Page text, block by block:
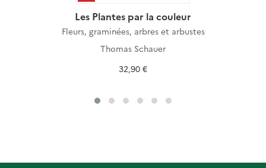
Les Plantes par la couleur
Fleurs, graminées, arbres et arbustes
Thomas Schauer
32,90 €